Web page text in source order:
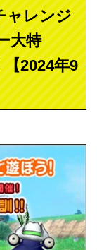
ャレンジ
大特
2024年9